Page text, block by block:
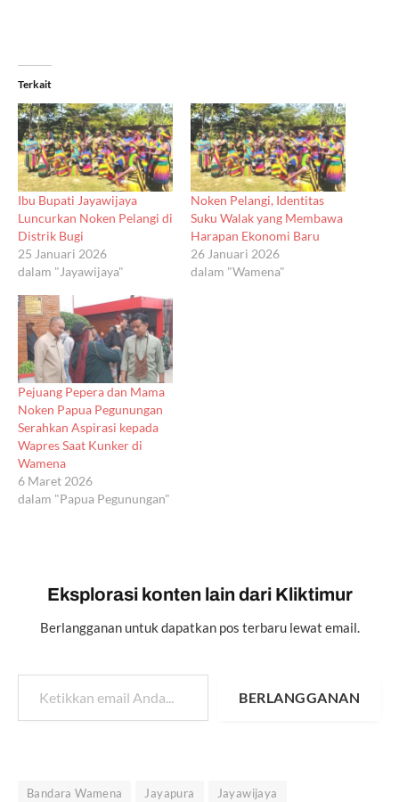
Terkait
Ibu Bupati Jayawijaya
Luncurkan Noken Pelangi di
Distrik Bugi
25 Januari 2026
dalam "Jayawijaya"
Noken Pelangi, Identitas
Suku Walak yang Membawa
Harapan Ekonomi Baru
26 Januari 2026
dalam "Wamena"
Pejuang Pepera dan Mama
Noken Papua Pegunungan
Serahkan Aspirasi kepada
Wapres Saat Kunker di
Wamena
6 Maret 2026
dalam "Papua Pegunungan"
Eksplorasi konten lain dari Kliktimur
Berlangganan untuk dapatkan pos terbaru lewat email.
Ketikkan email Anda...
BERLANGGANAN
Bandara Wamena Jayapura
Jayawijaya